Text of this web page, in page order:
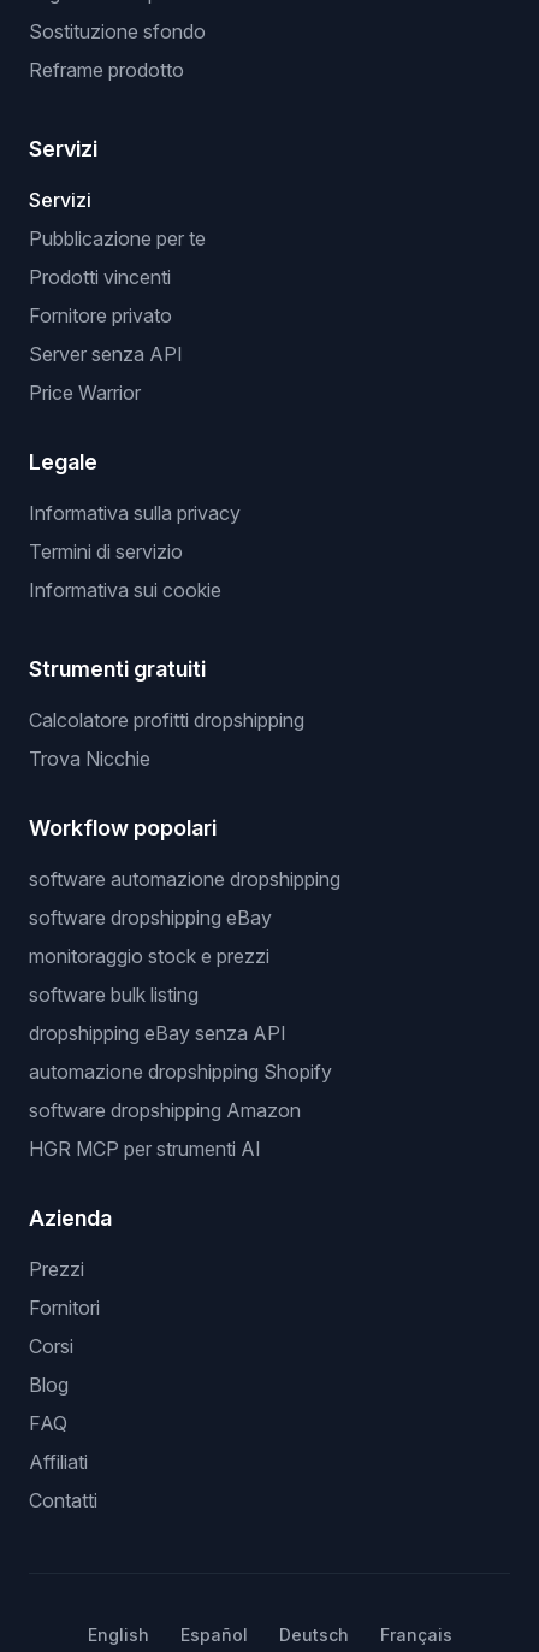
Sostituzione sfondo
Reframe prodotto
Servizi
Servizi
Pubblicazione per te
Prodotti vincenti
Fornitore privato
Server senza API
Price Warrior
Legale
Informativa sulla privacy
Termini di servizio
Informativa sui cookie
Strumenti gratuiti
Calcolatore profitti dropshipping
Trova Nicchie
Workflow popolari
software automazione dropshipping
software dropshipping eBay
monitoraggio stock e prezzi
software bulk listing
dropshipping eBay senza API
automazione dropshipping Shopify
software dropshipping Amazon
HGR MCP per strumenti AI
Azienda
Prezzi
Fornitori
Corsi
Blog
FAQ
Affiliati
Contatti
English Español Deutsch Français